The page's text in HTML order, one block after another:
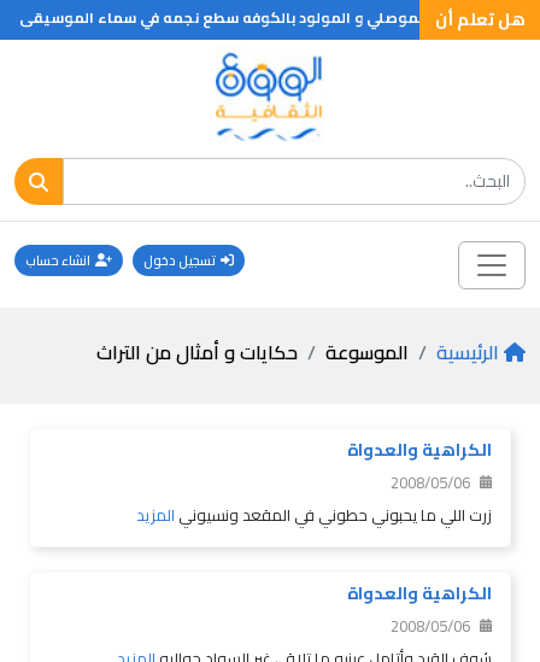
هل تعلم أن
المشهور بالموصلي و المولود بالكوفه سطع نجمه في سماء الموسيقى
تسجيل دخول انشاء حساب
الرئيسية الموسوعة حكايات و أمثال من التراث
الكراهية والعدواة
2008/05/06
زرت اللي ما يحبوني حطوني في المقعد ونسيوني المزيد
الكراهية والعدواة
2008/05/06